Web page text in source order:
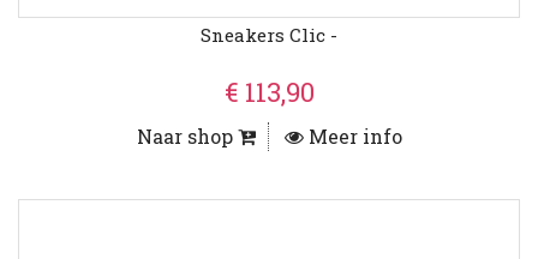
Sneakers Clic -
€ 113,90
Naar shop Meer info